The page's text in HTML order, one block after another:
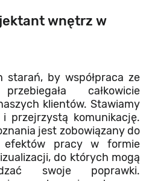
wnętrz w
starań, by współpraca ze
całkowicie
klientów. Stawiamy
przejrzystą komunikację.
jest zobowiązany do
efektów pracy w formie
do których mogą
swoje poprawki.